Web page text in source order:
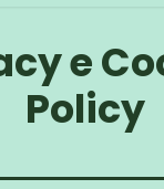
e
Policy